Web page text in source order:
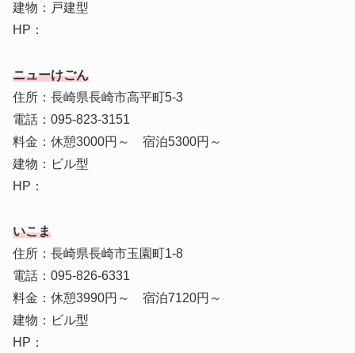
建物：戸建型
HP：
ニューけごん
住所：長崎県長崎市高平町5-3
電話：095-823-3151
料金：休憩3000円～ 宿泊5300円～
建物：ビル型
HP：
いこま
住所：長崎県長崎市玉園町1-8
電話：095-826-6331
料金：休憩3990円～ 宿泊7120円～
建物：ビル型
HP：